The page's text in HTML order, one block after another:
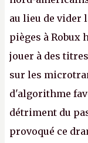
au lieu de vider
pièges à Robux
jouer à des
sur les
d'algorithme
détriment du
provoqué ce